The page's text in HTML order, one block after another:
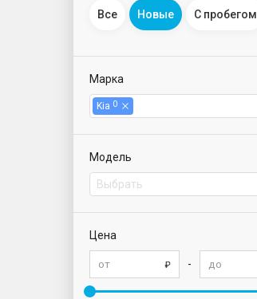
Все Новые С пробегом
Марка
Kia 0
Модель
Выбрать
Цена
-